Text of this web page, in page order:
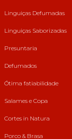
Linguiças Defumadas
Linguiças Saborizadas
Presuntaria
Defumados
Ótima fatiabilidade
Salames e Copa
Cortes in Natura
Porco & Brasa